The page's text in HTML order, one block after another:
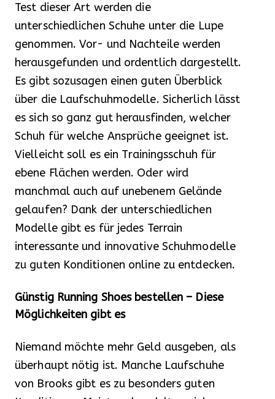
Test dieser Art werden die
unterschiedlichen Schuhe unter die Lupe
genommen. Vor- und Nachteile werden
herausgefunden und ordentlich dargestellt.
Es gibt sozusagen einen guten Überblick
über die Laufschuhmodelle. Sicherlich lässt
es sich so ganz gut herausfinden, welcher
Schuh für welche Ansprüche geeignet ist.
Vielleicht soll es ein Trainingsschuh für
ebene Flächen werden. Oder wird
manchmal auch auf unebenem Gelände
gelaufen? Dank der unterschiedlichen
Modelle gibt es für jedes Terrain
interessante und innovative Schuhmodelle
zu guten Konditionen online zu entdecken.
Günstig Running Shoes bestellen – Diese
Möglichkeiten gibt es
Niemand möchte mehr Geld ausgeben, als
überhaupt nötig ist. Manche Laufschuhe
von Brooks gibt es zu besonders guten